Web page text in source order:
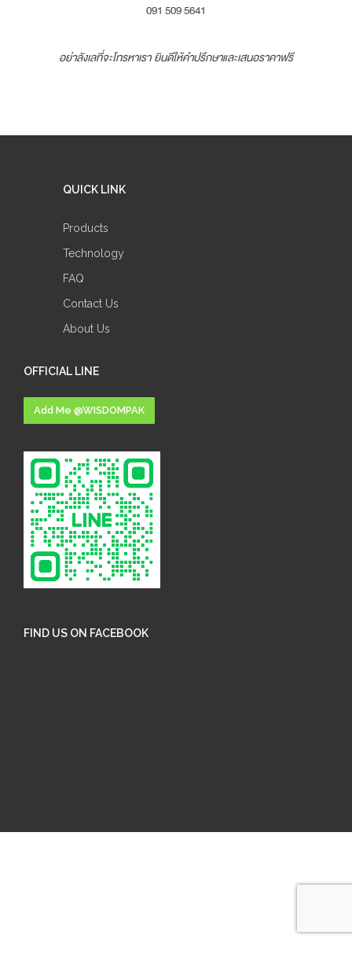
091 509 5641
อย่าลังเลที่จะโทรหาเรา ยินดีให้คำปรึกษาและเสนอราคาฟรี
QUICK LINK
Products
Technology
FAQ
Contact Us
About Us
OFFICIAL LINE
Add Me @WISDOMPAK
FIND US ON FACEBOOK